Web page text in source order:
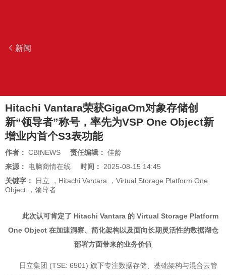
新闻
Hitachi Vantara荣获GigaOm对象存储创
新“领导者”称号，率先为VSP One Object新
增业内首个S3表功能
作者： CBINEWS 责任编辑： 佳龄
来源： 电脑商情在线 时间： 2025-08-15 14:45
关键字：
日立 ， Hitachi Vantara ， Virtual Storage Platform One
Object
， 领导者
此次认可肯定了 Hitachi Vantara 的 Virtual Storage Platform
One Object 在加速洞察、简化架构以及面向长期灵活性的数据湖仓
部署方面带来的业务价值
日立集团 (TSE: 6501) 旗下专注数据存储、基础架构与混合云管